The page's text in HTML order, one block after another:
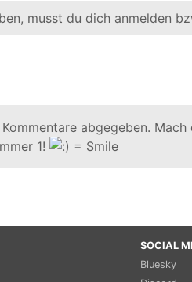
musst du dich anmelden
abgegeben.
1!
SOCIAL
Bluesky